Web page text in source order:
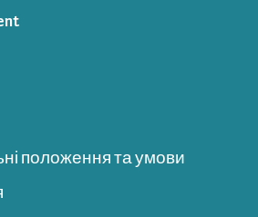
положення та умови